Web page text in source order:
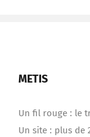
METIS
Un fil rouge : le
Un site : plus de